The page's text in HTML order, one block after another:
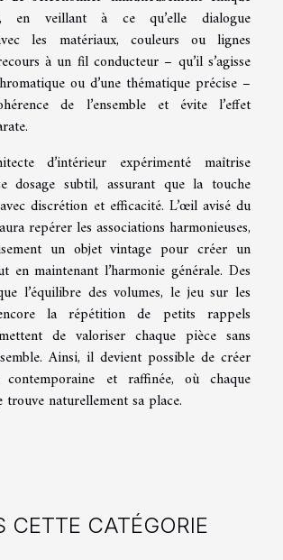
en veillant à ce qu’elle dialogue
les matériaux, couleurs ou lignes
à un fil conducteur – qu’il s’agisse
ou d’une thématique précise –
de l’ensemble et évite l’effet
d’intérieur expérimenté maîtrise
dosage subtil, assurant que la touche
discrétion et efficacité. L’œil avisé du
repérer les associations harmonieuses,
un objet vintage pour créer un
en maintenant l’harmonie générale. Des
l’équilibre des volumes, le jeu sur les
la répétition de petits rappels
de valoriser chaque pièce sans
Ainsi, il devient possible de créer
contemporaine et raffinée, où chaque
trouve naturellement sa place.
CETTE CATÉGORIE